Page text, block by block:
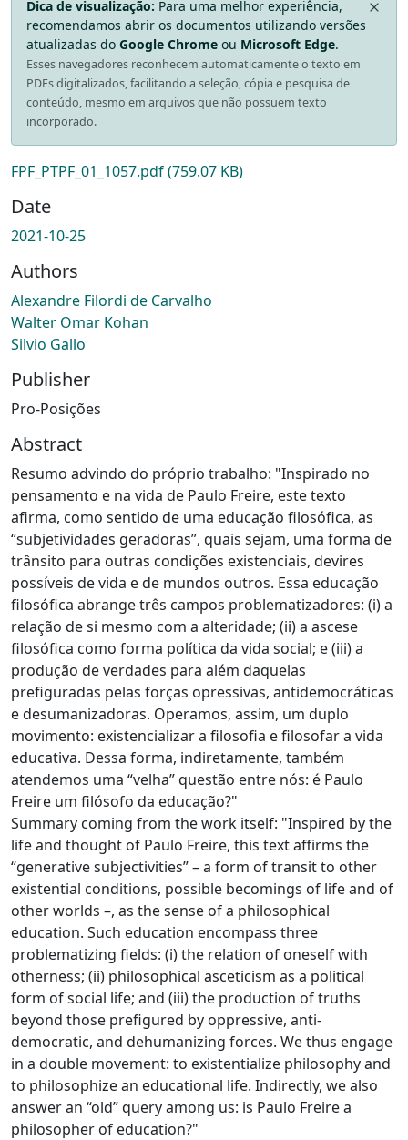
Dica de visualização: Para uma melhor experiência,
recomendamos abrir os documentos utilizando versões
atualizadas do Google Chrome ou Microsoft Edge.
Esses navegadores reconhecem automaticamente o texto em
PDFs digitalizados, facilitando a seleção, cópia e pesquisa de
conteúdo, mesmo em arquivos que não possuem texto
incorporado.
FPF_PTPF_01_1057.pdf(759.07 KB)
Date
2021-10-25
Authors
Alexandre Filordi de Carvalho
Walter Omar Kohan
Silvio Gallo
Publisher
Pro-Posições
Abstract
Resumo advindo do próprio trabalho: "Inspirado no
pensamento e na vida de Paulo Freire, este texto
afirma, como sentido de uma educação filosófica, as
“subjetividades geradoras”, quais sejam, uma forma de
trânsito para outras condições existenciais, devires
possíveis de vida e de mundos outros. Essa educação
filosófica abrange três campos problematizadores: (i) a
relação de si mesmo com a alteridade; (ii) a ascese
filosófica como forma política da vida social; e (iii) a
produção de verdades para além daquelas
prefiguradas pelas forças opressivas, antidemocráticas
e desumanizadoras. Operamos, assim, um duplo
movimento: existencializar a filosofia e filosofar a vida
educativa. Dessa forma, indiretamente, também
atendemos uma “velha” questão entre nós: é Paulo
Freire um filósofo da educação?"
Summary coming from the work itself: "Inspired by the
life and thought of Paulo Freire, this text affirms the
“generative subjectivities” – a form of transit to other
existential conditions, possible becomings of life and of
other worlds –, as the sense of a philosophical
education. Such education encompass three
problematizing fields: (i) the relation of oneself with
otherness; (ii) philosophical asceticism as a political
form of social life; and (iii) the production of truths
beyond those prefigured by oppressive, anti-
democratic, and dehumanizing forces. We thus engage
in a double movement: to existentialize philosophy and
to philosophize an educational life. Indirectly, we also
answer an “old” query among us: is Paulo Freire a
philosopher of education?"